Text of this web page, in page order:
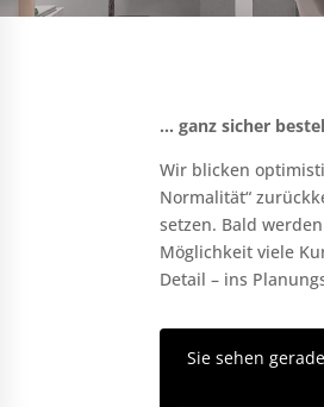
… ganz sicher
Wir blicken
Normalität“
setzen. Bald
Möglichkeit viele
Detail – ins
Sie sehen